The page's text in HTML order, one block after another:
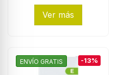
Ver más
ENVÍO GRATIS -13%